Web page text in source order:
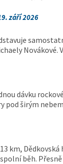
září 2026
Novákové.
dávku
pod širým
km, Dědkovská
běh.